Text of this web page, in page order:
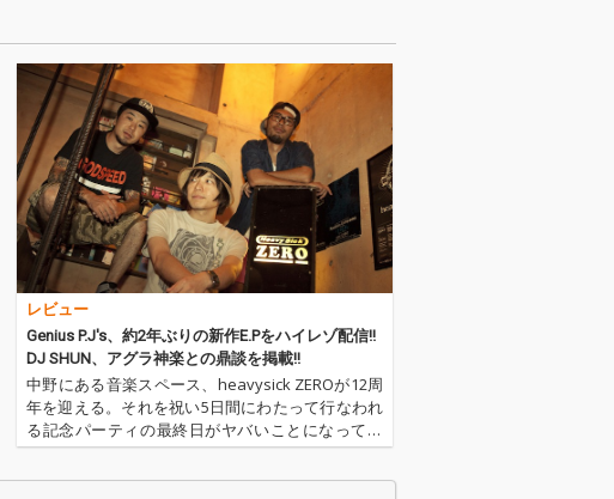
えて長編のドラマとし
て楽曲を再構築。 しか
し、これは一瞬の出来
事である。 せつなげで
ドラマチックな展開を
見せる音と言葉を是非
ご試聴 ください。
えて長編のドラマとし
て楽曲を再構築。 しか
し、これは一瞬の出来
事である。 せつなげで
ドラマチックな展開を
見せる音と言葉を是非
ご試聴 ください。
レビュー
Genius P.J's、約2年ぶりの新作E.Pをハイレゾ配信!!
DJ SHUN、アグラ神楽との鼎談を掲載!!
中野にある音楽スペース、heavysick ZEROが12周
年を迎える。それを祝い5日間にわたって行なわれ
る記念パーティの最終日がヤバいことになってい
る。ヒップホップを中心にすえ、バンド要素、和